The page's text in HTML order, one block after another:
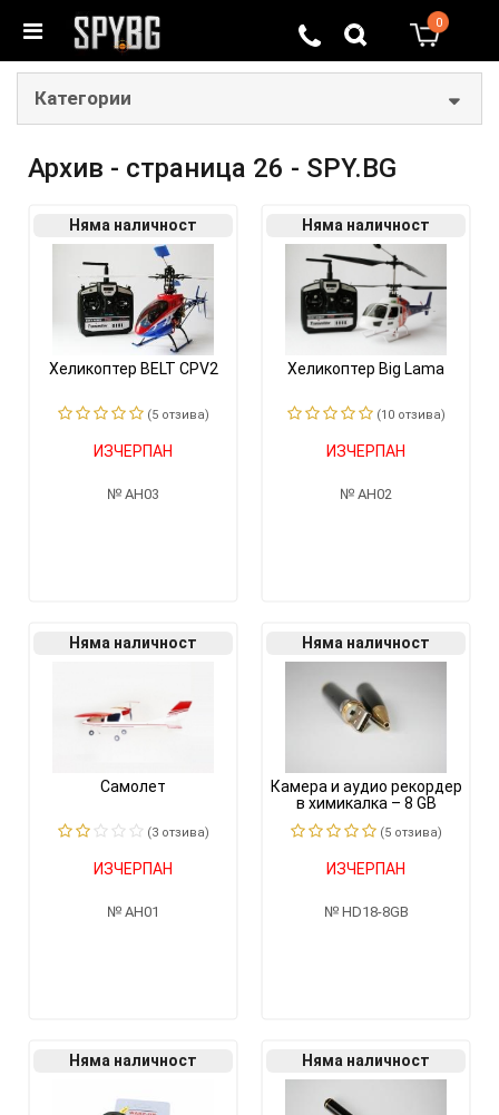
0
Категории
Архив - страница 26 - SPY.BG
Няма наличност
Хеликоптер BELT CPV2
(5 отзивa)
ИЗЧЕРПАН
AH03
Няма наличност
Хеликоптер Big Lama
(10 отзивa)
ИЗЧЕРПАН
AH02
Няма наличност
Самолет
(3 отзивa)
ИЗЧЕРПАН
AH01
Няма наличност
Камера и аудио рекордер
в химикалка – 8 GB
(5 отзивa)
ИЗЧЕРПАН
HD18-8GB
Няма наличност Няма наличност